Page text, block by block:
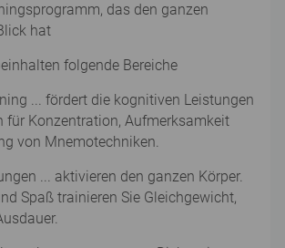
das den ganzen
hat
folgende Bereiche
... fördert die kognitiven Leistungen
für Konzentration, Aufmerksamkeit
von Mnemotechniken.
... aktivieren den ganzen Körper.
Spaß trainieren Sie Gleichgewicht,